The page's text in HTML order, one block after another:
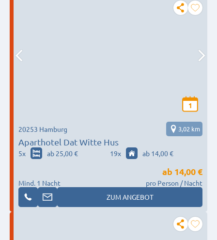
1
Aparthotel Dat Witte Hus
20253 Hamburg 3,02 km
5x ab 25,00 € 19x ab 14,00 €
Mind. 1 Nacht
ab 14,00 €
pro Person / Nacht
ZUM ANGEBOT